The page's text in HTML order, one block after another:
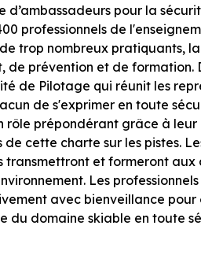
d’ambassadeurs pour la
professionnels de
trop nombreux pratiquants,
de prévention et de formation.
de Pilotage qui réunit les
de s'exprimer en toute
rôle prépondérant grâce à leur
de cette charte sur les pistes.
transmettront et formeront
Les
avec bienveillance
du domaine skiable en toute